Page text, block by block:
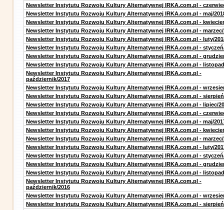
Newsletter Instytutu Rozwoju Kultury Alternatywnej IRKA.com.pl -
Newsletter Instytutu Rozwoju Kultury Alternatywnej IRKA.com.pl - maj/
Newsletter Instytutu Rozwoju Kultury Alternatywnej IRKA.com.pl -
Newsletter Instytutu Rozwoju Kultury Alternatywnej IRKA.com.pl - marzec/
Newsletter Instytutu Rozwoju Kultury Alternatywnej IRKA.com.pl - luty/
Newsletter Instytutu Rozwoju Kultury Alternatywnej IRKA.com.pl -
Newsletter Instytutu Rozwoju Kultury Alternatywnej IRKA.com.pl -
Newsletter Instytutu Rozwoju Kultury Alternatywnej IRKA.com.pl -
Newsletter Instytutu Rozwoju Kultury Alternatywnej IRKA.com.pl -
październik/2017
Newsletter Instytutu Rozwoju Kultury Alternatywnej IRKA.com.pl -
Newsletter Instytutu Rozwoju Kultury Alternatywnej IRKA.com.pl -
Newsletter Instytutu Rozwoju Kultury Alternatywnej IRKA.com.pl - lipiec/
Newsletter Instytutu Rozwoju Kultury Alternatywnej IRKA.com.pl -
Newsletter Instytutu Rozwoju Kultury Alternatywnej IRKA.com.pl - maj/
Newsletter Instytutu Rozwoju Kultury Alternatywnej IRKA.com.pl -
Newsletter Instytutu Rozwoju Kultury Alternatywnej IRKA.com.pl - marzec/
Newsletter Instytutu Rozwoju Kultury Alternatywnej IRKA.com.pl - luty/
Newsletter Instytutu Rozwoju Kultury Alternatywnej IRKA.com.pl -
Newsletter Instytutu Rozwoju Kultury Alternatywnej IRKA.com.pl -
Newsletter Instytutu Rozwoju Kultury Alternatywnej IRKA.com.pl -
Newsletter Instytutu Rozwoju Kultury Alternatywnej IRKA.com.pl -
październik/2016
Newsletter Instytutu Rozwoju Kultury Alternatywnej IRKA.com.pl -
Newsletter Instytutu Rozwoju Kultury Alternatywnej IRKA.com.pl -